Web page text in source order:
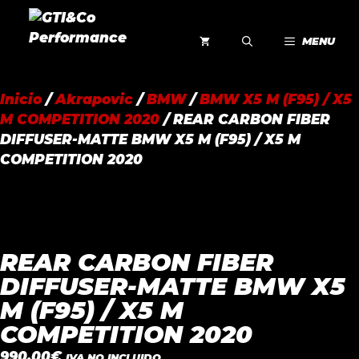
Saltar
MENU
Inicio/Akrapovic /BMW/BMW X5 M (F95) / X5
M COMPETITION 2020 / REAR CARBON FIBER
DIFFUSER-MATTE BMW X5 M (F95) / X5 M
COMPETITION 2020
REAR CARBON FIBER
DIFFUSER-MATTE BMW X5
M (F95) / X5 M
COMPETITION 2020